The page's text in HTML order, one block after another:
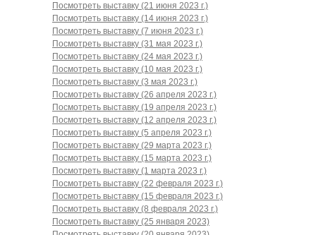
Посмотреть выставку (21 июня 2023 г.)
Посмотреть выставку (14 июня 2023 г.)
Посмотреть выставку (7 июня 2023 г.)
Посмотреть выставку (31 мая 2023 г.)
Посмотреть выставку (24 мая 2023 г.)
Посмотреть выставку (10 мая 2023 г.)
Посмотреть выставку (3 мая 2023 г.)
Посмотреть выставку (26 апреля 2023 г.)
Посмотреть выставку (19 апреля 2023 г.)
Посмотреть выставку (12 апреля 2023 г.)
Посмотреть выставку (5 апреля 2023 г.)
Посмотреть выставку (29 марта 2023 г.)
Посмотреть выставку (15 марта 2023 г.)
Посмотреть выставку (1 марта 2023 г.)
Посмотреть выставку (22 февраля 2023 г.)
Посмотреть выставку (15 февраля 2023 г.)
Посмотреть выставку (8 февраля 2023 г.)
Посмотреть выставку (25 января 2023)